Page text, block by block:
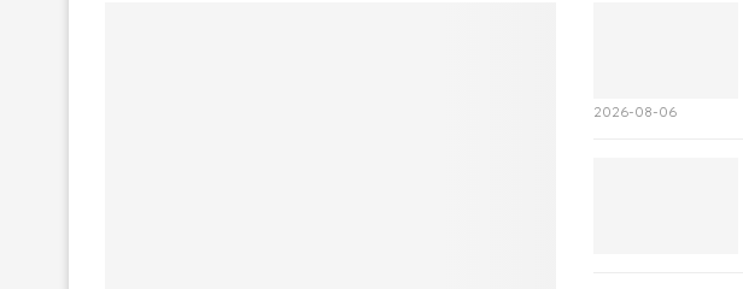
2026-08-06